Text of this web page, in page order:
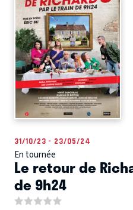
31/10/23 - 23/05/24
En tournée
Le retour de
de 9h24